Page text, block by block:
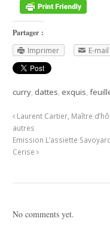
Partager :
Imprimer
E-mail
curry dattes exquis ,
Laurent Cartier, Maître
autres
Emission L’assiette
Cerise
No comments yet.